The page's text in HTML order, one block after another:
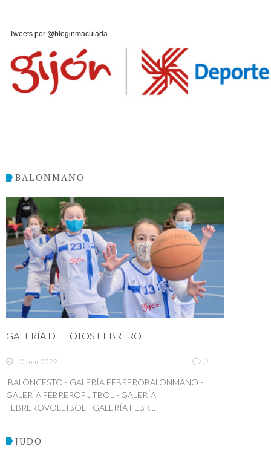
Tweets por @bloginmaculada
BALONMANO
GALERÍA DE FOTOS FEBRERO
10 mar 2022 0
BALONCESTO - GALERÍA FEBREROBALONMANO -
GALERÍA FEBREROFÚTBOL - GALERÍA
FEBREROVOLEIBOL - GALERÍA FEBR...
JUDO